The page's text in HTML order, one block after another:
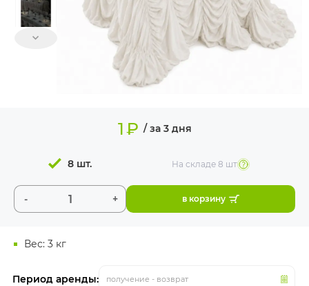
ИЗДЕЛИЯ ДЛЯ
Вес: 3 кг
Период аренды: получение - возврат
1₽ / за 3 дня
- +
8 шт. На складе8 шт
в корзину